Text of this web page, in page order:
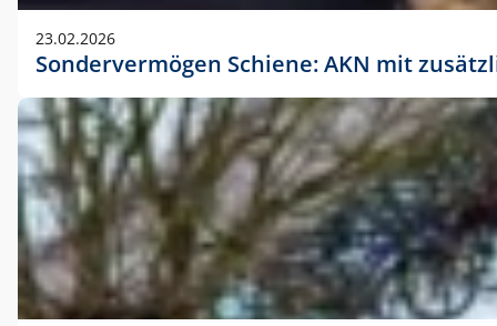
23.02.2026
Sondervermögen Schiene: AKN mit